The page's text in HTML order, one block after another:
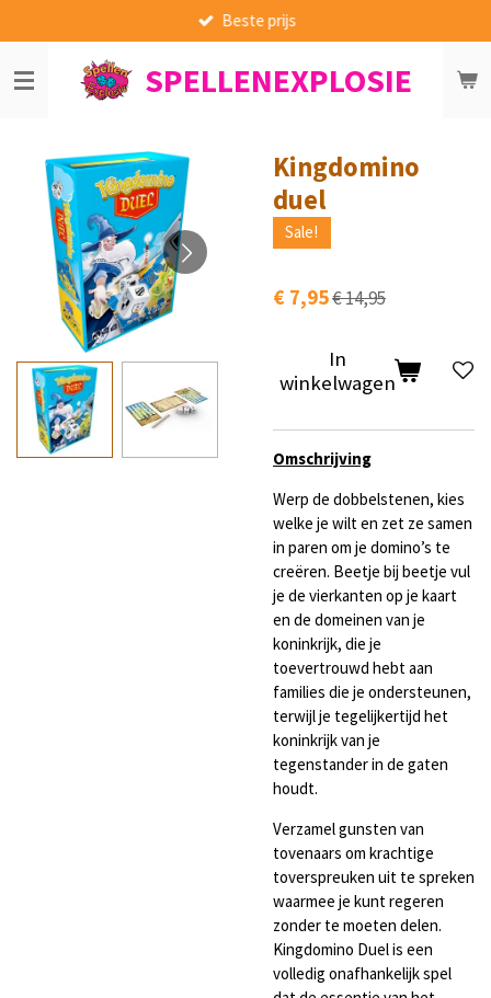
direct
naar
de
SPELLENEXPLOSIE
Beste prijs
Kingdomino
duel
Sale!
€ 7,95€ 14,95
In
winkelwagen
Omschrijving
Werp de dobbelstenen, kies
welke je wilt en zet ze samen
in paren om je domino’s te
creëren. Beetje bij beetje vul
je de vierkanten op je kaart
en de domeinen van je
koninkrijk, die je
toevertrouwd hebt aan
families die je ondersteunen,
terwijl je tegelijkertijd het
koninkrijk van je
tegenstander in de gaten
houdt.
Verzamel gunsten van
tovenaars om krachtige
toverspreuken uit te spreken
waarmee je kunt regeren
zonder te moeten delen.
Kingdomino Duel is een
volledig onafhankelijk spel